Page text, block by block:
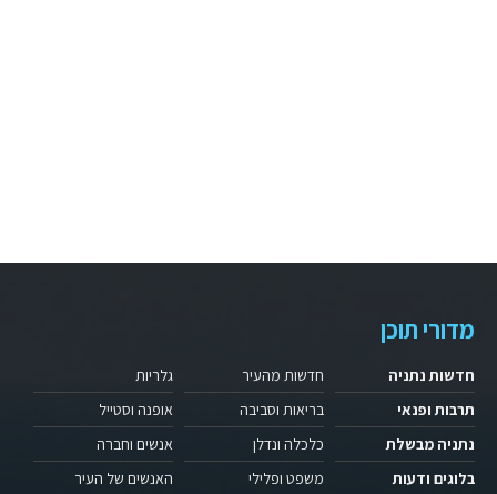
מדורי תוכן
חדשות נתניה
תרבות ופנאי
נתניה מבשלת
בלוגים ודעות
חדשות מהעיר
בריאות וסביבה
כלכלה ונדלן
משפט ופלילי
גלריות
אופנה וסטייל
אנשים וחברה
האנשים של העיר